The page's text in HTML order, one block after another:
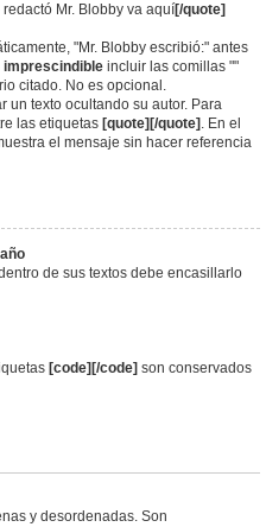
redactó Mr. Blobby va aquí[/quote]
"Mr. Blobby escribió:" antes
imprescindible incluir las comillas ""
citado. No es opcional.
un texto ocultando su autor. Para
las etiquetas [quote][/quote] . En el
el mensaje sin hacer referencia
de sus textos debe encasillarlo
[code][/code] son conservados
y desordenadas. Son